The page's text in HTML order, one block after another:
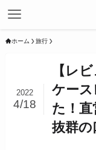
ホーム 旅行
【レ
ケー
た！
抜群の
2022
4/18